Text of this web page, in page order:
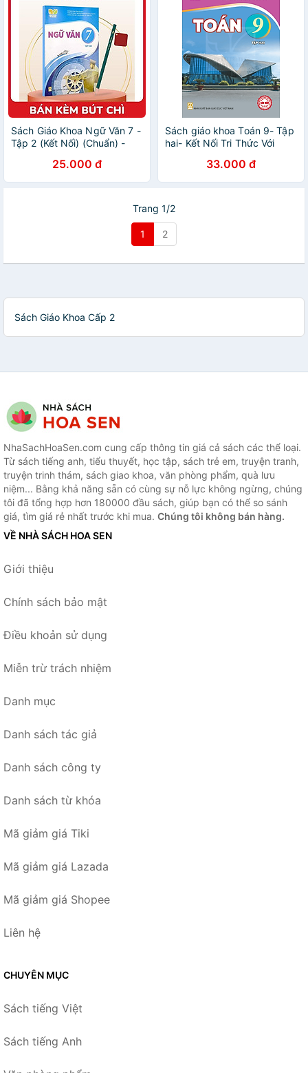
Sách Giáo Khoa Ngữ Văn 7 -
Tập 2 (Kết Nối) (Chuẩn) -
25.000 đ
Sách giáo khoa Toán 9- Tập
hai- Kết Nối Tri Thức Với
33.000 đ
Trang 1/2
1 2
Sách Giáo Khoa Cấp 2
NhaSachHoaSen.com cung cấp thông tin giá cả sách các thể loại.
Từ sách tiếng anh, tiểu thuyết, học tập, sách trẻ em, truyện tranh,
truyện trinh thám, sách giao khoa, văn phòng phẩm, quà lưu
niệm... Bằng khả năng sẵn có cùng sự nỗ lực không ngừng, chúng
tôi đã tổng hợp hơn 180000 đầu sách, giúp bạn có thể so sánh
giá, tìm giá rẻ nhất trước khi mua. Chúng tôi không bán hàng.
VỀ NHÀ SÁCH HOA SEN
Giới thiệu
Chính sách bảo mật
Điều khoản sử dụng
Miễn trừ trách nhiệm
Danh mục
Danh sách tác giả
Danh sách công ty
Danh sách từ khóa
Mã giảm giá Tiki
Mã giảm giá Lazada
Mã giảm giá Shopee
Liên hệ
CHUYÊN MỤC
Sách tiếng Việt
Sách tiếng Anh